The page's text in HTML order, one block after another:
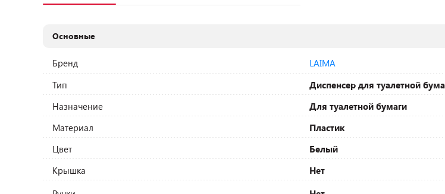
Основные
Бренд
LAIMA
Тип
Диспенсер для туалетной
Назначение
Для туалетной бумаги
Материал
Пластик
Цвет
Белый
Крышка
Нет